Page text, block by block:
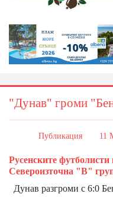
"Дунав" громи
Публикация 11
Русенските футболисти
Североизточна "В"
Дунав разгроми с 6:0